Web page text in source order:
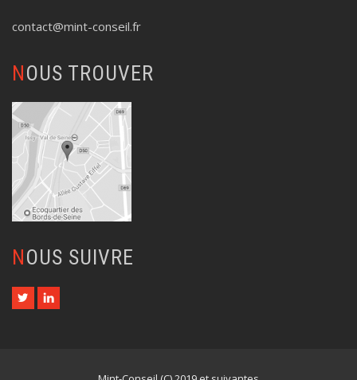
contact@mint-conseil.fr
NOUS TROUVER
NOUS SUIVRE